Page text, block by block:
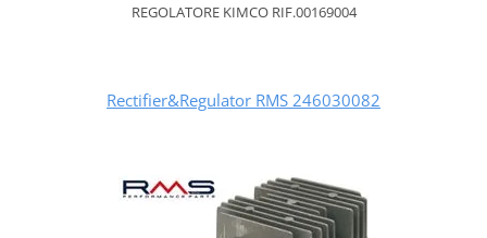
REGOLATORE KIMCO RIF.00169004
Rectifier&Regulator RMS 246030082